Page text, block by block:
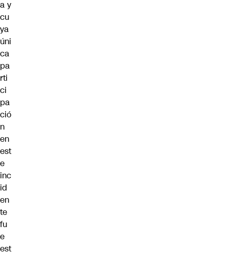
a y
cu
ya
úni
ca
pa
rti
ci
pa
ció
n
en
est
e
inc
id
en
te
fu
e
est